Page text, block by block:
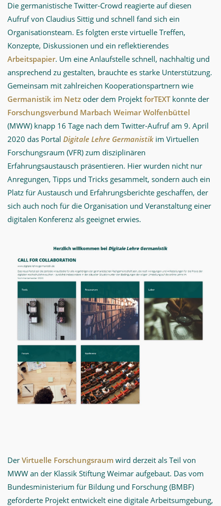
Die germanistische Twitter-Crowd reagierte auf diesen
Aufruf von Claudius Sittig und schnell fand sich ein
Organisationsteam. Es folgten erste virtuelle Treffen,
Konzepte, Diskussionen und ein reflektierendes
Arbeitspapier. Um eine Anlaufstelle schnell, nachhaltig und
ansprechend zu gestalten, brauchte es starke Unterstützung.
Gemeinsam mit zahlreichen Kooperationspartnern wie
Germanistik im Netz oder dem Projekt forTEXTkonnte der
Forschungsverbund Marbach Weimar Wolfenbüttel
(MWW) knapp 16 Tage nach dem Twitter-Aufruf am 9. April
2020 das Portal Digitale Lehre Germanistik im Virtuellen
Forschungsraum (VFR) zum disziplinären
Erfahrungsaustausch präsentieren. Hier wurden nicht nur
Anregungen, Tipps und Tricks gesammelt, sondern auch ein
Platz für Austausch und Erfahrungsberichte geschaffen, der
sich auch noch für die Organisation und Veranstaltung einer
digitalen Konferenz als geeignet erwies.
Der Virtuelle Forschungsraum wird derzeit als Teil von
MWW an der Klassik Stiftung Weimar aufgebaut. Das vom
Bundesministerium für Bildung und Forschung (BMBF)
geförderte Projekt entwickelt eine digitale Arbeitsumgebung,